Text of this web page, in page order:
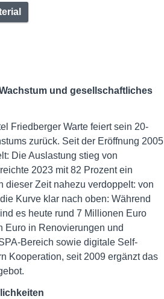
und gesellschaftliches
Friedberger Warte feiert sein 20-
zurück. Seit der Eröffnung 2005
Die Auslastung stieg von
2023 mit 82 Prozent ein
dieser Zeit nahezu verdoppelt: von
Kurve klar nach oben: Während
es heute rund 7 Millionen Euro
Euro in Renovierungen und
Bereich sowie digitale Self-
Kooperation, seit 2009 ergänzt das